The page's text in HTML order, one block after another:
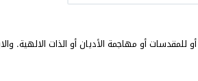
للمقدسات أو مهاجمة الأديان أو الذات الالهية.